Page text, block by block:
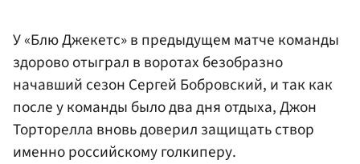
У «Блю Джекетс» в предыдущем матче команды
здорово отыграл в воротах безобразно
начавший сезон Сергей Бобровский, и так как
после у команды было два дня отдыха, Джон
Торторелла вновь доверил защищать створ
именно российскому голкиперу.